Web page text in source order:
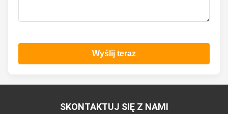
Wyślij teraz
SKONTAKTUJ SIĘ Z NAMI